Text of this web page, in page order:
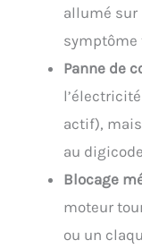
allumé sur
symptôme
Panne de
actif),
au
Blocage
moteur
ou un